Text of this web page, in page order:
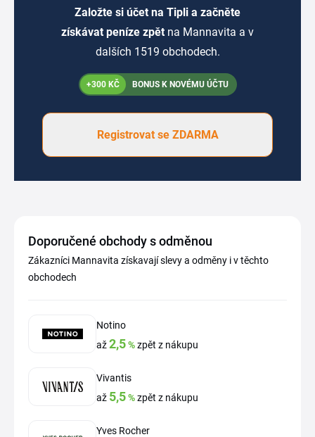
Založte si účet na Tipli a začněte
získávat peníze zpět na Mannavita a v
dalších 1519 obchodech.
+300 KČ BONUS K NOVÉMU ÚČTU
Registrovat se ZDARMA
Doporučené obchody s odměnou
Zákazníci Mannavita získavají slevy a odměny i v těchto
obchodech
Notino
až2,5%zpět z nákupu
Vivantis
až 5,5%zpět z nákupu
Yves Rocher